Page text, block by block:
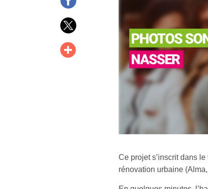
Ce projet s’inscrit dans
rénovation urbaine